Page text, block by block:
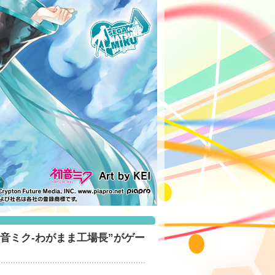
ミク-わがまま工場長”がゲー